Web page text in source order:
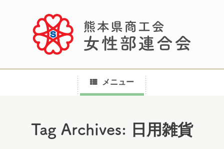
メニュー
Tag Archives: 日用雑貨